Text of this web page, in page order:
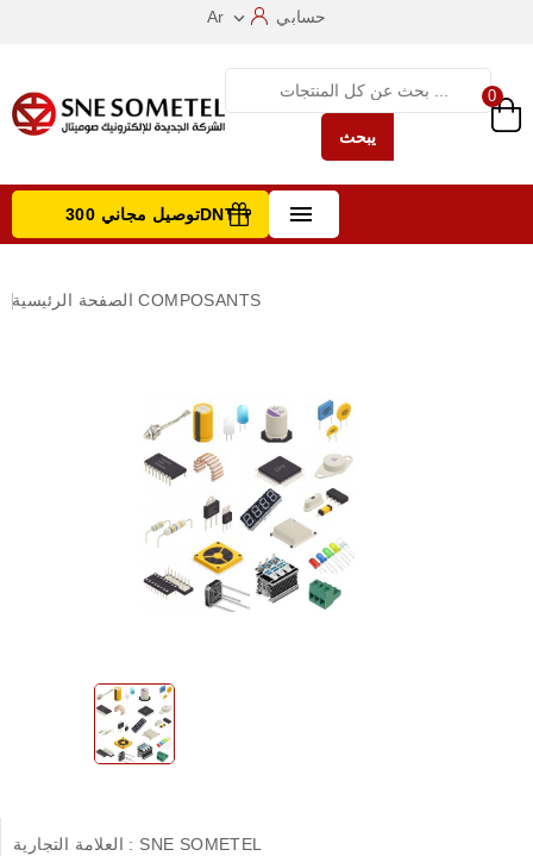
Ar  حسابي
يبحث
0
 توصيل مجاني 300DNT +
الصفحة الرئيسية COMPOSANTS
العلامة التجارية : SNE SOMETEL